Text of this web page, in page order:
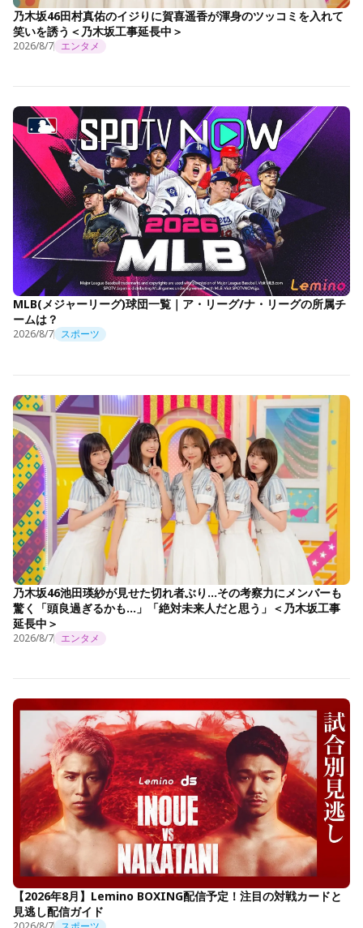
乃木坂46田村真佑のイジりに賀喜遥香が渾身のツッコミを入れて
笑いを誘う＜乃木坂工事延長中＞
2026/8/7 エンタメ
MLB(メジャーリーグ)球団一覧｜ア・リーグ/ナ・リーグの所属チ
ームは？
2026/8/7 スポーツ
乃木坂46池田瑛紗が見せた切れ者ぶり…その考察力にメンバーも
驚く「頭良過ぎるかも…」「絶対未来人だと思う」＜乃木坂工事
延長中＞
2026/8/7 エンタメ
【2026年8月】Lemino BOXING配信予定！注目の対戦カードと
見逃し配信ガイド